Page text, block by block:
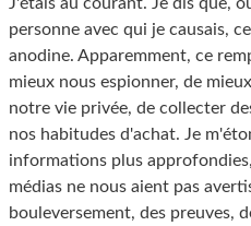
J'étais au courant. Je dis que,
personne avec qui je causais,
anodine. Apparemment, ce
mieux nous espionner, de
notre vie privée, de collecter
nos habitudes d'achat. Je
informations plus
médias ne nous aient pas
bouleversement, des preuves,